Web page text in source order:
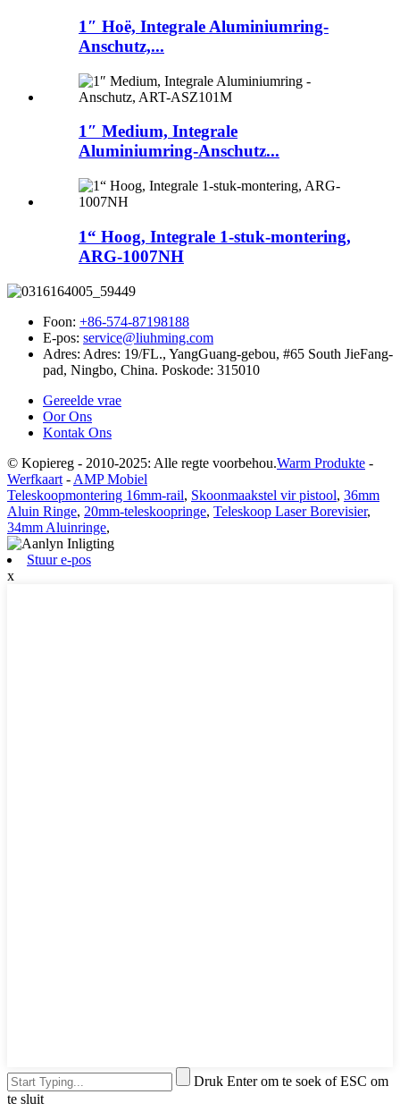
1″ Hoë, Integrale Aluminiumring-
Anschutz,...
1″ Medium, Integrale
Aluminiumring-Anschutz...
1“ Hoog, Integrale 1-stuk-montering,
ARG-1007NH
Foon: +86-574-87198188
E-pos: service@liuhming.com
Adres: Adres: 19/FL., YangGuang-gebou, #65 South JieFang-
pad, Ningbo, China. Poskode: 315010
Gereelde vrae
Oor Ons
Kontak Ons
© Kopiereg - 2010-2025: Alle regte voorbehou.Warm Produkte -
Werfkaart - AMP Mobiel
Teleskoopmontering 16mm-rail, Skoonmaakstel vir pistool, 36mm
Aluin Ringe, 20mm-teleskoopringe, Teleskoop Laser Borevisier,
34mm Aluinringe,
Stuur e-pos
x
Druk Enter om te soek of ESC om
te sluit